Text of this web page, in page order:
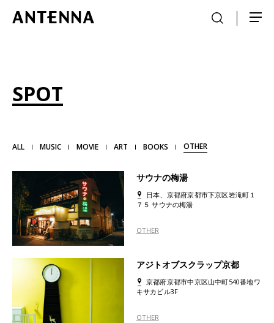
SPOT
ALL MUSIC MOVIE ART BOOKS OTHER
サウナの梅湯
日本、京都府京都市下京区岩滝町１
７５ サウナの梅湯
OTHER
アジトオブスクラップ京都
京都府京都市中京区山中町540番地ワ
キサカビル3F
OTHER